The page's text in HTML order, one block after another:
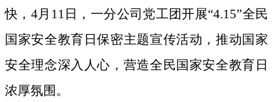
快，4月11日，一分公司党工团开展“4.15”全民
国家安全教育日保密主题宣传活动，推动国家
安全理念深入人心，营造全民国家安全教育日
浓厚氛围。